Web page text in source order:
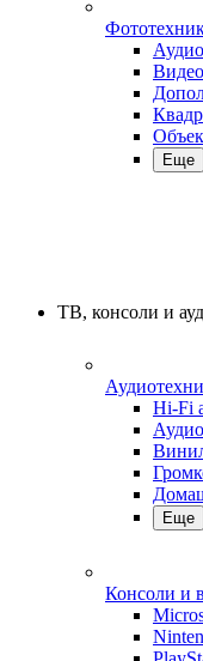
Еще
ТВ, консоли и
Hi-Fi
Еще
Консоли и